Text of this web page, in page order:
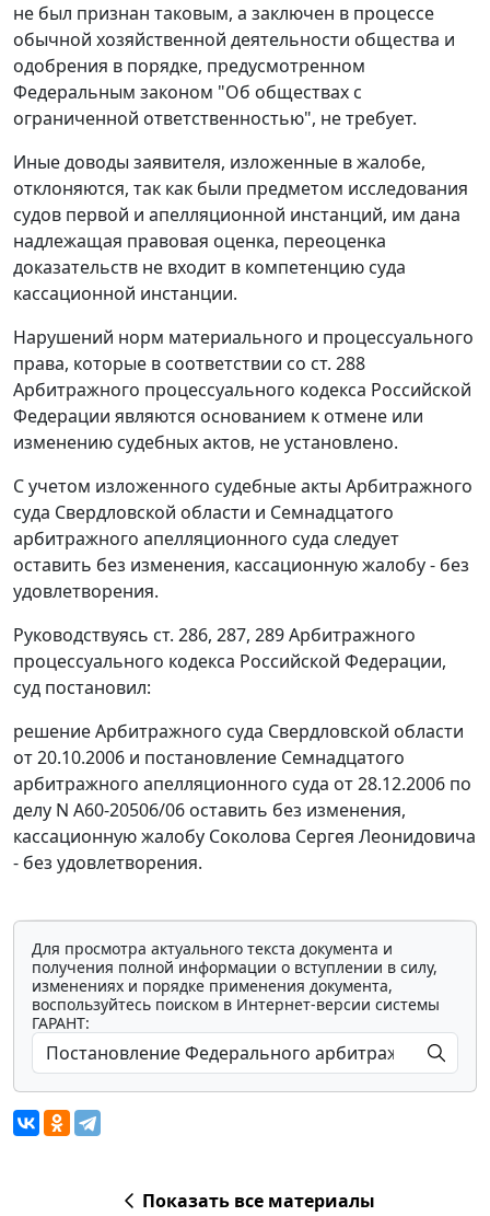
не был признан таковым, а заключен в процессе
обычной хозяйственной деятельности общества и
одобрения в порядке, предусмотренном
Федеральным законом "Об обществах с
ограниченной ответственностью", не требует.
Иные доводы заявителя, изложенные в жалобе,
отклоняются, так как были предметом исследования
судов первой и апелляционной инстанций, им дана
надлежащая правовая оценка, переоценка
доказательств не входит в компетенцию суда
кассационной инстанции.
Нарушений норм материального и процессуального
права, которые в соответствии со ст. 288
Арбитражного процессуального кодекса Российской
Федерации являются основанием к отмене или
изменению судебных актов, не установлено.
С учетом изложенного судебные акты Арбитражного
суда Свердловской области и Семнадцатого
арбитражного апелляционного суда следует
оставить без изменения, кассационную жалобу - без
удовлетворения.
Руководствуясь ст. 286, 287, 289Арбитражного
процессуального кодекса Российской Федерации,
суд постановил:
решение Арбитражного суда Свердловской области
от 20.10.2006 и постановление Семнадцатого
арбитражного апелляционного суда от 28.12.2006 по
делу N А60-20506/06 оставить без изменения,
кассационную жалобу Соколова Сергея Леонидовича
- без удовлетворения.
Для просмотра актуального текста документа и
получения полной информации о вступлении в силу,
изменениях и порядке применения документа,
воспользуйтесь поиском в Интернет-версии системы
ГАРАНТ:
Показать все материалы